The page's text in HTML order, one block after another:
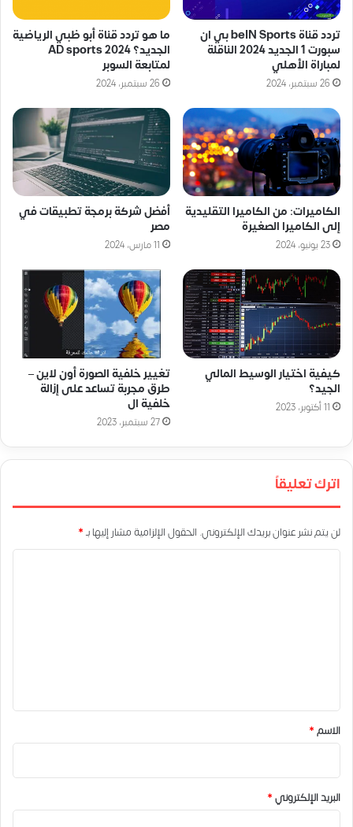
تردد قناة beIN Sports بي ان
سبورت 1 الجديد 2024 الناقلة
لمباراة الأهلي
26 سبتمبر، 2024
ما هو تردد قناة أبو ظبي الرياضية
الجديد؟ AD sports 2024
لمتابعة السوبر
26 سبتمبر، 2024
الكاميرات: من الكاميرا التقليدية
إلى الكاميرا الصغيرة
23 يونيو، 2024
أفضل شركة برمجة تطبيقات في
مصر
11 مارس، 2024
كيفية اختيار الوسيط المالي
الجيد؟
11 أكتوبر، 2023
تغيير خلفية الصورة أون لاين –
طرق مجربة تساعد على إزالة
خلفية ال
27 سبتمبر، 2023
اترك تعليقاً
لن يتم نشر عنوان بريدك الإلكتروني. الحقول الإلزامية مشار إليها بـ*
*
الاسم*
البريد الإلكتروني*